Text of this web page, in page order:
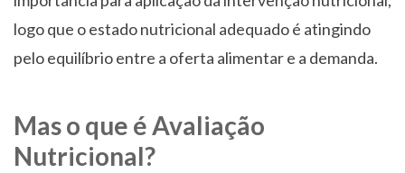
logo que o estado nutricional adequado é atingindo
pelo equilíbrio entre a oferta alimentar e a demanda.
Mas o que é Avaliação
Nutricional?